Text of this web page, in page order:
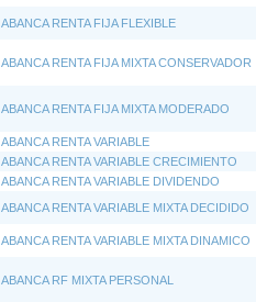
ABANCA RENTA FIJA FLEXIBLE
ABANCA RENTA FIJA MIXTA CONSERVADOR
ABANCA RENTA FIJA MIXTA MODERADO
ABANCA RENTA VARIABLE
ABANCA RENTA VARIABLE CRECIMIENTO
ABANCA RENTA VARIABLE DIVIDENDO
ABANCA RENTA VARIABLE MIXTA DECIDIDO
ABANCA RENTA VARIABLE MIXTA DINAMICO
ABANCA RF MIXTA PERSONAL